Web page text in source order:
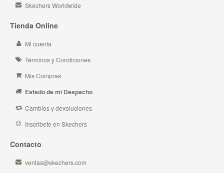
Skechers Worldwide
Tienda Online
Mi cuenta
Términos y Condiciones
Mis Compras
Estado de mi Despacho
Cambios y devoluciones
Inscribete en Skechers
Contacto
ventas@skechers.com